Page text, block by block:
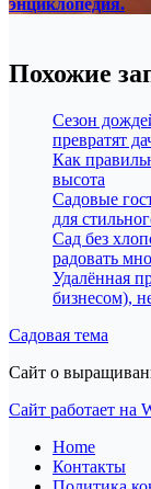
Похожие
Сезон
превратят
Как
высота
Садовые
для
Сад без
радовать
Удалённая
бизнесом),
Садовая тема
Сайт о
Сайт работает на
Home
Контакты